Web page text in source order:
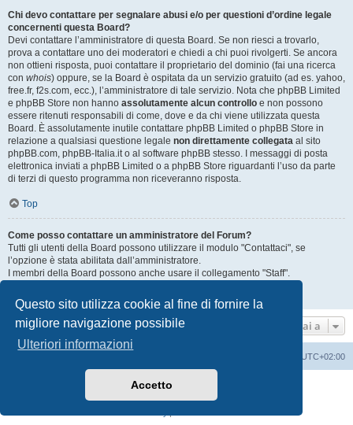
Questo sito utilizza cookie al fine di fornire la
migliore navigazione possibile
Ulteriori informazioni
Accetto
Chi devo contattare per segnalare abusi e/o per questioni d’ordine legale
concernenti questa Board?
Devi contattare l’amministratore di questa Board. Se non riesci a trovarlo,
prova a contattare uno dei moderatori e chiedi a chi puoi rivolgerti. Se ancora
non ottieni risposta, puoi contattare il proprietario del dominio (fai una ricerca
con whois) oppure, se la Board è ospitata da un servizio gratuito (ad es. yahoo,
free.fr, f2s.com, ecc.), l’amministratore di tale servizio. Nota che phpBB Limited
e phpBB Store non hanno assolutamente alcun controllo e non possono
essere ritenuti responsabili di come, dove e da chi viene utilizzata questa
Board. È assolutamente inutile contattare phpBB Limited o phpBB Store in
relazione a qualsiasi questione legale non direttamente collegata al sito
phpBB.com, phpBB-Italia.it o al software phpBB stesso. I messaggi di posta
elettronica inviati a phpBB Limited o a phpBB Store riguardanti l’uso da parte
di terzi di questo programma non riceveranno risposta.
Top
Come posso contattare un amministratore del Forum?
Tutti gli utenti della Board possono utilizzare il modulo "Contattaci", se
l’opzione è stata abilitata dall’amministratore.
I membri della Board possono anche usare il collegamento "Staff".
Top
Vai a
UTC+02:00
phpBB® Forum Software © phpBB Limited
phpBB-Italia.it